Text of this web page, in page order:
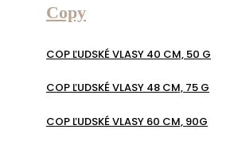
Copy
COP ĽUDSKÉ VLASY 40 CM, 50 G
COP ĽUDSKÉ VLASY 48 CM, 75 G
COP ĽUDSKÉ VLASY 60 CM, 90G